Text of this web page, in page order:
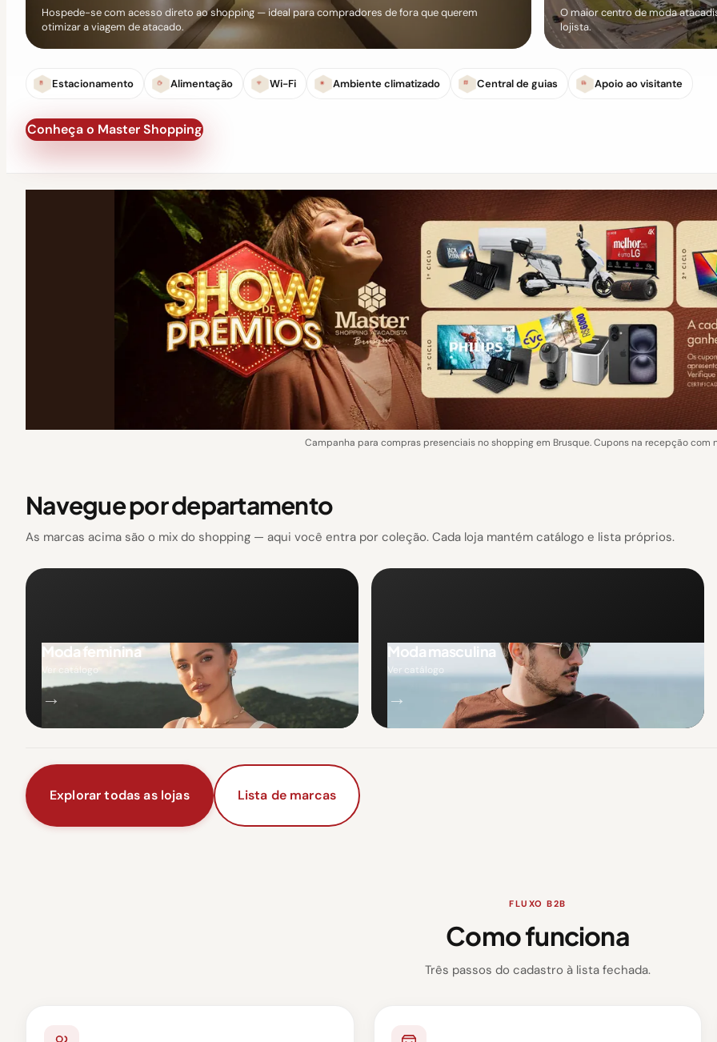
Hospede-se com acesso direto ao shopping — ideal para compradores de fora que querem
otimizar a viagem de atacado.
O maior centro de moda
lojista.
Estacionamento Alimentação Wi-Fi Ambiente climatizado Central de guias Apoio ao visitante
Conheça o Master Shopping
Campanha para compras presenciais no shopping em Brusque. Cupons na recepção com
Navegue por departamento
As marcas acima são o mix do shopping — aqui você entra por coleção. Cada loja mantém catálogo e lista próprios.
Moda feminina
Ver catálogo
→
Moda masculina
Ver catálogo
→
Explorar todas as lojas Lista de marcas
FLUXO B2B
Como funciona
Três passos do cadastro à lista fechada.